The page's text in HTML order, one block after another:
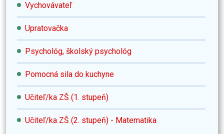
Vychovávateľ
Upratovačka
Psychológ, školský psychológ
Pomocná sila do kuchyne
Učiteľ/ka ZŠ (1. stupeň)
Učiteľ/ka ZŠ (2. stupeň) - Matematika